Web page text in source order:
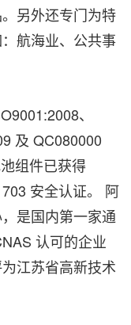
另外还专门为特
航海业、公共事
、
及 QC080000
组件已获得
安全认证。 阿
是国内第一家通
认可的企业
江苏省高新技术